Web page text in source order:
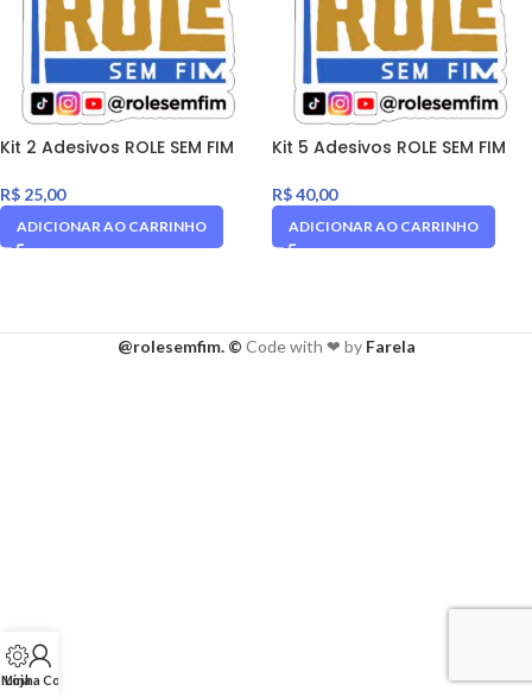
Kit 2 Adesivos ROLE SEM FIM
R$ 25,00
ADICIONAR AO CARRINHO
Kit 5 Adesivos ROLE SEM FIM
R$40,00
ADICIONAR AO CARRINHO
@rolesemfim. © Code with ❤ by Farela
Loja
Minha Conta